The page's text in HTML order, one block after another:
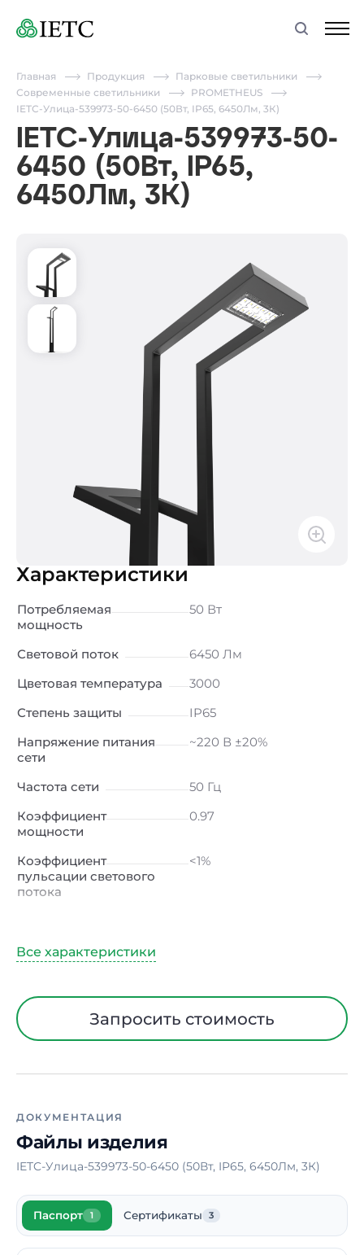
Главная Продукция
Парковые светильники
Современные светильники
PROMETHEUS
IETC-Улица-539973-50-6450 (50Вт, IP65, 6450Лм, 3К)
IETC-Улица-539973-50-
6450 (50Вт, IP65,
6450Лм, 3К)
Характеристики
Потребляемая
мощность
50 Вт
Световой поток
6450 Лм
Цветовая температура
3000
Степень защиты
IP65
Напряжение питания
сети
~220 В ±20%
Частота сети
50 Гц
Коэффициент
мощности
0.97
Коэффициент
пульсации светового
потока
<1%
Климатическое
Диапазон рабочих
температур
Длина
Ширина
Срок службы
10 лет
Гарантия
Примечание
индивидуальному
Запросить стоимость
ДОКУМЕНТАЦИЯ
Файлы изделия
IETC-Улица-539973-50-6450 (50Вт, IP65, 6450Лм, 3К)
Паспорт 1 Сертификаты 3